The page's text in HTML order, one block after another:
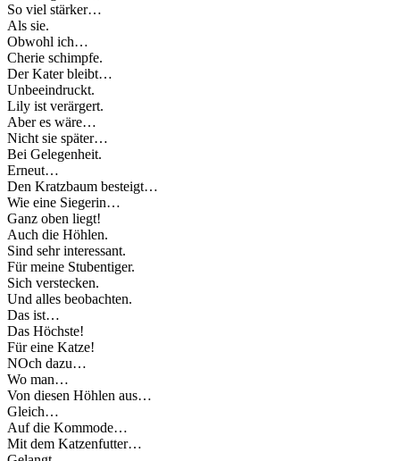
So viel stärker…
Als sie.
Obwohl ich…
Cherie schimpfe.
Der Kater bleibt…
Unbeeindruckt.
Lily ist verärgert.
Aber es wäre…
Nicht sie später…
Bei Gelegenheit.
Erneut…
Den Kratzbaum besteigt…
Wie eine Siegerin…
Ganz oben liegt!
Auch die Höhlen.
Sind sehr interessant.
Für meine Stubentiger.
Sich verstecken.
Und alles beobachten.
Das ist…
Das Höchste!
Für eine Katze!
NOch dazu…
Wo man…
Von diesen Höhlen aus…
Gleich…
Auf die Kommode…
Mit dem Katzenfutter…